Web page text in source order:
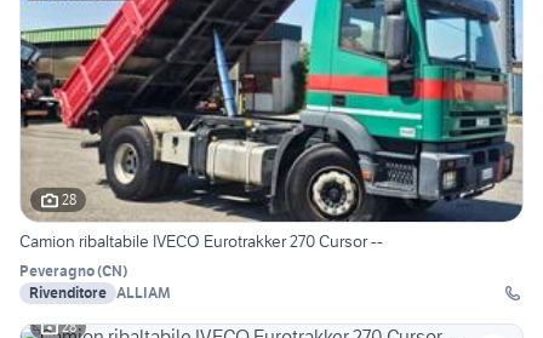
28
Camion ribaltabile IVECO Eurotrakker 270 Cursor --
Peveragno(CN)
Rivenditore ALLIAM
28